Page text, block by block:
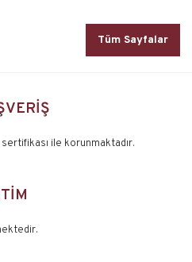
Tüm Sayfalar
ile korunmaktadır.